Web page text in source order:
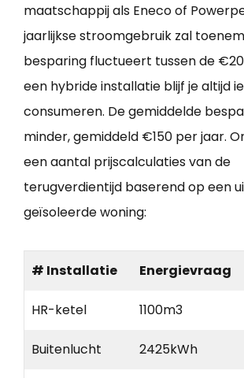
maatschappij als Eneco of
jaarlijkse stroomgebruik zal
besparing fluctueert tussen de
een hybride installatie blijf je altijd
consumeren. De gemiddelde
minder, gemiddeld €150 per jaar.
een aantal prijscalculaties van de
terugverdientijd baserend op een
geïsoleerde woning:
# Installatie Energievraag
HR-ketel 1100m3
Buitenlucht 2425kWh